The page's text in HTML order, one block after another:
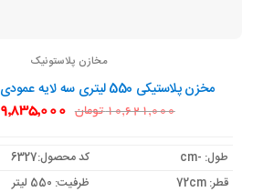
مخازن پلاستونیک
مخزن پلاستیکی 550 لیتری سه لایه عمودی بلند پلاستونیک
10,621,000 تومان قیمت
اصلی:
بود.
9,835,000
طول: -cm
کد محصول:6327
قطر: 72cm
ظرفیت: 550 لیتر